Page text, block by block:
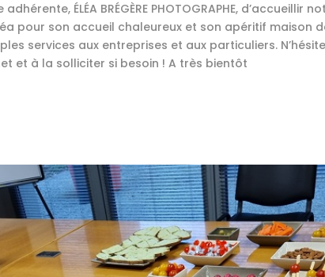
ÉLÉA BRÉGÈRE PHOTOGRAPHE, d’accueillir
pour son accueil chaleureux et son apéritif maison
services aux entreprises et aux particuliers.
et à la solliciter si besoin ! A très bientôt